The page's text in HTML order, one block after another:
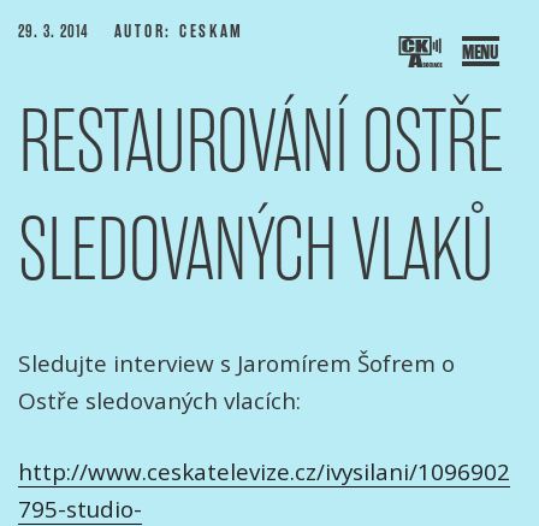
Přejít
webu
ČESKÝCH KAMERAMANŮ
portál Asociace českých kameramanů
PUBLIKOVÁNO
29. 3. 2014 AUTOR: CESKAM
RESTAUROVÁNÍ OSTŘE
SLEDOVANÝCH VLAKŮ
Sledujte interview s Jaromírem Šofrem o
Ostře sledovaných vlacích:
http://www.ceskatelevize.cz/ivysilani/1096902
795-studio-